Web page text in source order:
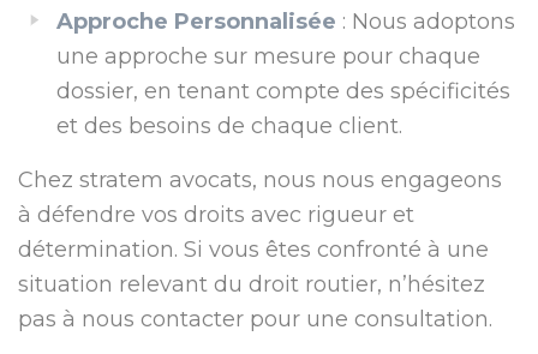
Approche Personnalisée : Nous adoptons
une approche sur mesure pour chaque
dossier, en tenant compte des spécificités
et des besoins de chaque client.
Chez stratem avocats, nous nous engageons
à défendre vos droits avec rigueur et
détermination. Si vous êtes confronté à une
situation relevant du droit routier, n’hésitez
pas à nous contacter pour une consultation.